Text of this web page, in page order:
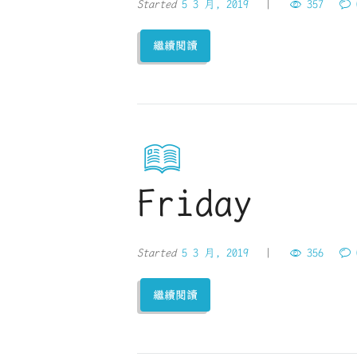
Started 5 3 月, 2019 357
繼續閱讀
Friday
Started 5 3 月, 2019 356
繼續閱讀